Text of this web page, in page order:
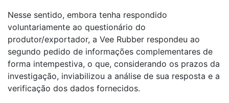
Nesse sentido, embora tenha respondido
voluntariamente ao questionário do
produtor/exportador, a Vee Rubber respondeu ao
segundo pedido de informações complementares de
forma intempestiva, o que, considerando os prazos da
investigação, inviabilizou a análise de sua resposta e a
verificação dos dados fornecidos.